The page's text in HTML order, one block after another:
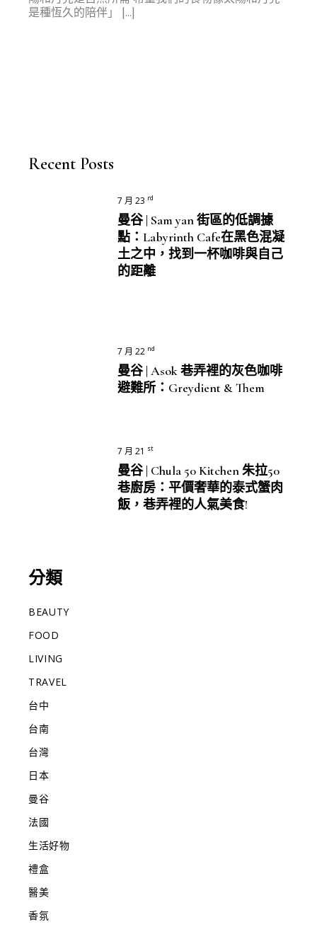
是種恆久的陪伴」 […]
Recent Posts
7 月 23 rd
曼谷 | Sam yan 街區的低調據
點：Labyrinth Cafe在黑色混凝
土之中，找到一杯咖啡與自己
的距離
7 月 22 nd
曼谷 | Asok 巷弄裡的灰色咖啡
避難所：Greydient & Them
7 月 21 st
曼谷 | Chula 50 Kitchen 朱拉50
巷廚房：平價奢華的泰式蟹肉
飯，巷弄裡的人氣美食!
分類
BEAUTY
FOOD
LIVING
TRAVEL
台中
台南
台灣
日本
曼谷
法國
生活好物
禮盒
醫美
香氛